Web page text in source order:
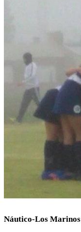
Náutico-Los Marinos